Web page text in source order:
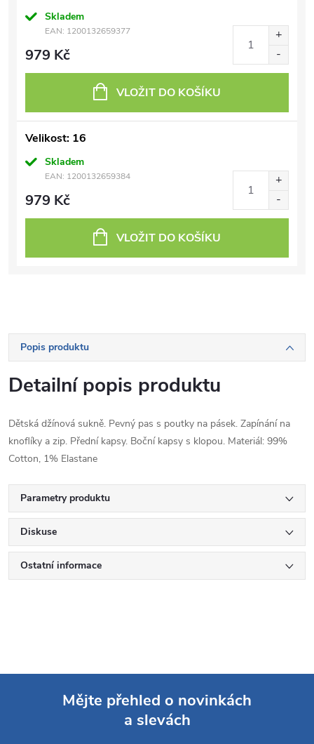
Skladem
EAN: 1200132659377
979 Kč
VLOŽIT DO KOŠÍKU
Velikost: 16
Skladem
EAN: 1200132659384
979 Kč
VLOŽIT DO KOŠÍKU
Popis produktu
Detailní popis produktu
Dětská džínová sukně. Pevný pas s poutky na pásek. Zapínání na
knoflíky a zip. Přední kapsy. Boční kapsy s klopou. Materiál: 99%
Cotton, 1% Elastane
Parametry produktu
Diskuse
Ostatní informace
Mějte přehled o novinkách
a slevách